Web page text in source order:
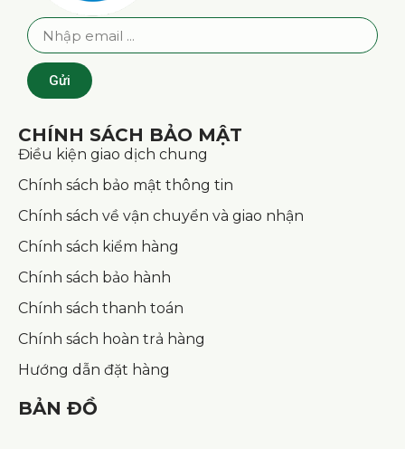
Gửi
CHÍNH SÁCH BẢO MẬT
Điều kiện giao dịch chung
Chính sách bảo mật thông tin
Chính sách về vận chuyển và giao nhận
Chính sách kiểm hàng
Chính sách bảo hành
Chính sách thanh toán
Chính sách hoàn trả hàng
Hướng dẫn đặt hàng
BẢN ĐỒ